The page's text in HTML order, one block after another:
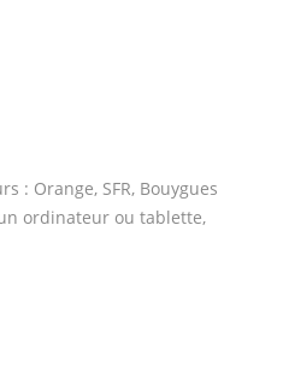
: Orange, SFR, Bouygues
ordinateur ou tablette,